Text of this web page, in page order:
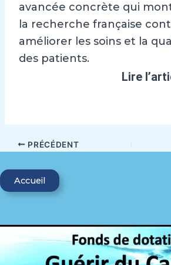
avancée concrète qui
la recherche française
améliorer les soins et la
des patients.
Lire
PRÉCÉDENT
Accueil